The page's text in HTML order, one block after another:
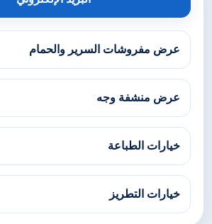
عرض مفروشات السرير والحمام
عرض منشفة وجه
خيارات الطباعة
خيارات التطريز